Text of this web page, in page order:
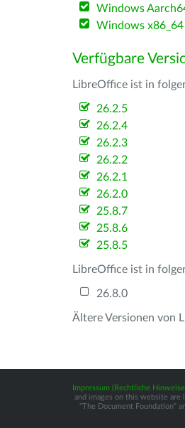
Windows
Windows
Verfügbare
LibreOffice ist in
26.2.5
26.2.4
26.2.3
26.2.2
26.2.1
26.2.0
25.8.7
25.8.6
25.8.5
LibreOffice ist in
26.8.0
Ältere Versionen von
Impressum (Rechtliche
and images on this website are
“The Document Foundation”